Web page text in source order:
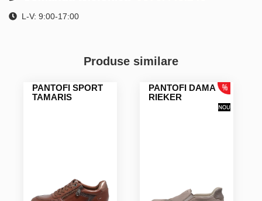
L-V: 9:00-17:00
Produse similare
PANTOFI SPORT
TAMARIS
PANTOFI DAMA
RIEKER